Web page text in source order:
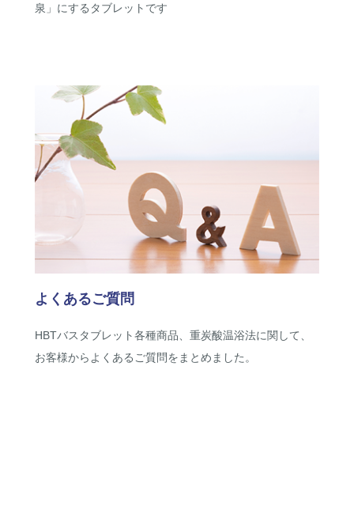
泉」にするタブレットです
よくあるご質問
HBTバスタブレット各種商品、重炭酸温浴法に関して、
お客様からよくあるご質問をまとめました。